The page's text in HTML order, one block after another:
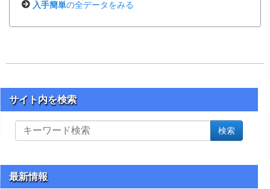
入手簡単の全データをみる
サイト内を検索
イ
を
検
検索
最新情報